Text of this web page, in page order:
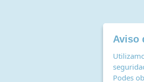
Aviso
Podes